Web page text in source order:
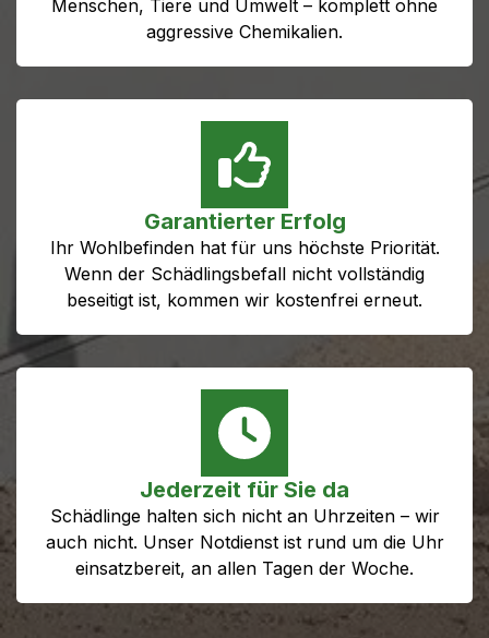
Menschen, Tiere und Umwelt – komplett ohne
aggressive Chemikalien.
Garantierter Erfolg
Ihr Wohlbefinden hat für uns höchste Priorität.
Wenn der Schädlingsbefall nicht vollständig
beseitigt ist, kommen wir kostenfrei erneut.
Jederzeit für Sie da
Schädlinge halten sich nicht an Uhrzeiten – wir
auch nicht. Unser Notdienst ist rund um die Uhr
einsatzbereit, an allen Tagen der Woche.